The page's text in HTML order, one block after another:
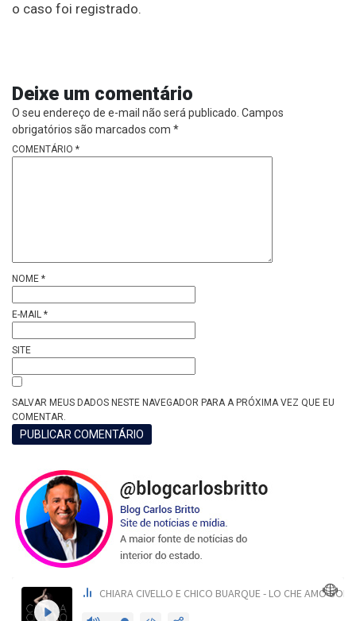
o caso foi registrado.
Deixe um comentário
O seu endereço de e-mail não será publicado. Campos
obrigatórios são marcados com *
COMENTÁRIO *
NOME *
E-MAIL *
SITE
SALVAR MEUS DADOS NESTE NAVEGADOR PARA A PRÓXIMA VEZ QUE EU
COMENTAR.